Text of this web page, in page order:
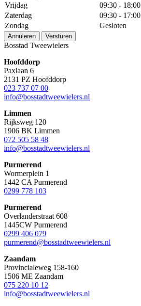
Vrijdag
09:30 - 18:00
Zaterdag
09:30 - 17:00
Zondag
Gesloten
Annuleren Versturen
Bosstad Tweewielers
Hoofddorp
Paxlaan 6
2131 PZ Hoofddorp
023 737 07 00
info@bosstadtweewielers.nl
Limmen
Rijksweg 120
1906 BK Limmen
072 505 58 48
info@bosstadtweewielers.nl
Purmerend
Wormerplein 1
1442 CA Purmerend
0299 778 103
Purmerend
Overlanderstraat 608
1445CW Purmerend
0299 406 079
purmerend@bosstadtweewielers.nl
Zaandam
Provincialeweg 158-160
1506 ME Zaandam
075 220 10 12
info@bosstadtweewielers.nl